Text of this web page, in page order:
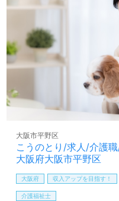
も遠慮なくお願いします。
全国の求人ご紹介！医療
しは【ウィルオブ介護】
方も遠慮なく＊
LINE、メール、お電話な
相談可能です。転職相談
料サービスをご利用い
あり！＞"転職支援"のプ
せお待ちしております。
こうのとり/求人/介護
大阪府大阪市平野区
大阪市平野区
大阪府 収入アップを目指す！
介護福祉士